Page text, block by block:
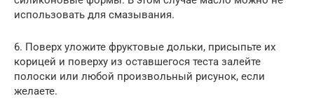
использовать для смазывания.
6. Поверх уложите фруктовые дольки, присыпьте их
корицей и поверху из оставшегося теста залейте
полоски или любой произвольный рисунок, если
желаете.